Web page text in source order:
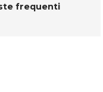
frequenti